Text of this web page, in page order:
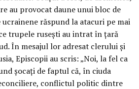
au provocat daune unui bloc de
răspund la atacuri pe mai
trupele rusești au intrat în țară
În mesajul lor adresat clerului și
Episcopii au scris: „Noi, la fel ca
șocați de faptul că, în ciuda
conflictul politic dintre